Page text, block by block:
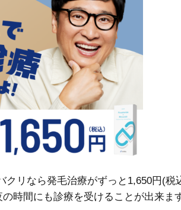
リなら発毛治療がずっと1,650円(税
時間にも診療を受けることが出来ます